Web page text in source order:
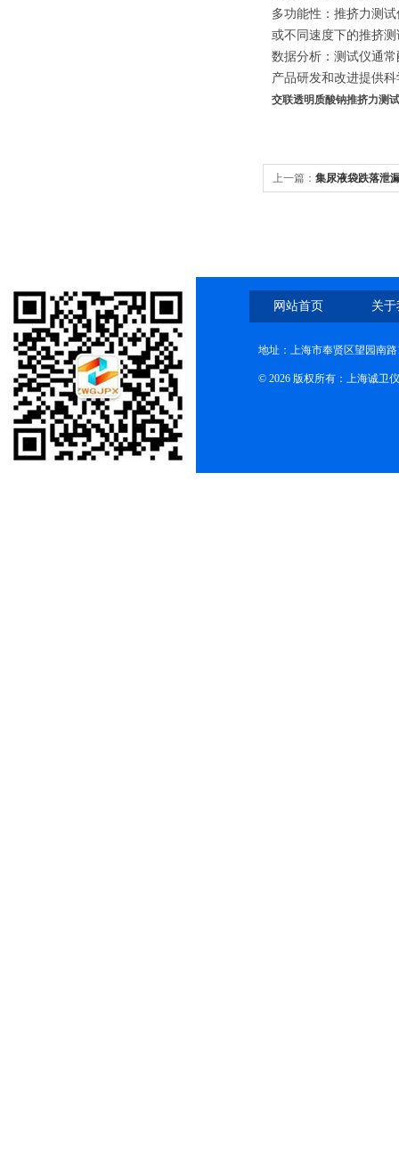
多功能性：推挤力测
或不同速度下的推挤
数据分析：测试仪通
产品研发和改进提供
交联透明质酸钠推挤力测
上一篇： 集尿液袋跌落泄
网站首页 关
地址：上海市奉贤区望园南路
© 2026 版权所有：上海诚卫